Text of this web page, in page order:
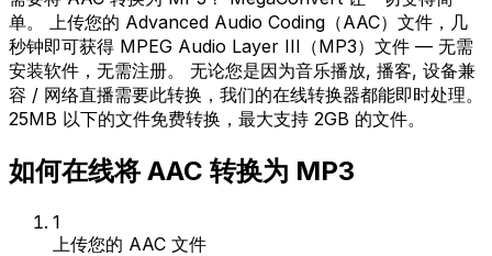
单。 上传您的 Advanced Audio Coding（AAC）文件，几
秒钟即可获得 MPEG Audio Layer III（MP3）文件 — 无需
安装软件，无需注册。 无论您是因为音乐播放, 播客, 设备兼
容 / 网络直播需要此转换，我们的在线转换器都能即时处理。
25MB 以下的文件免费转换，最大支持 2GB 的文件。
如何在线将 AAC 转换为 MP3
1
上传您的 AAC 文件